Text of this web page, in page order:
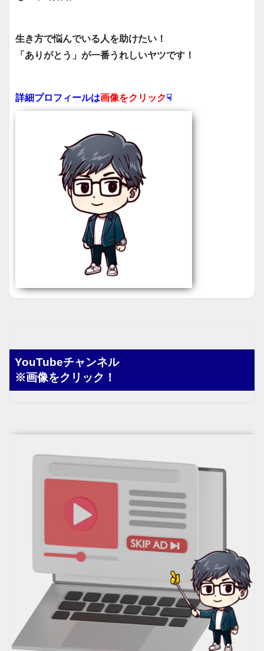
生き方で悩んでいる人を助けたい！
「ありがとう」が一番うれしいヤツです！
詳細プロフィールは画像をクリック☟
YouTubeチャンネル
※画像をクリック！